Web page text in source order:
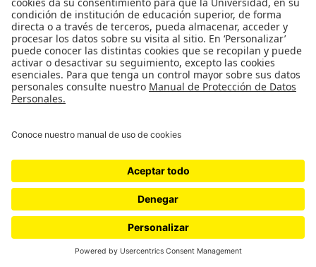
del testigo, del que ya hemos hablado. En la
película, la experiencia que se vuelve insoportable
da cuenta del espectador como testigo. Se trata del
discurso de Hitchcock sobre el espectador como
testigo que está a salvo. Lo vemos, por ejemplo, en
La ventana indiscretacuando quien mira es el
también tiene que tener un momento en el que se
rompa su seguridad o ¿para qué, entonces, es el
quiero hacer una pregunta
sobre el final de la película porque también expone
una genealogía de la violencia. La trazamos desde